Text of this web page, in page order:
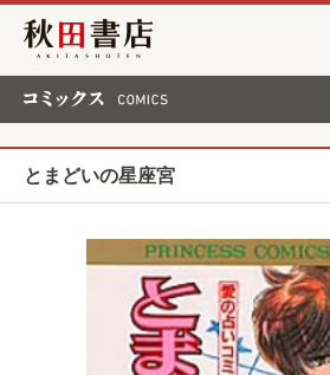
秋田書店
とまどいの星座宮